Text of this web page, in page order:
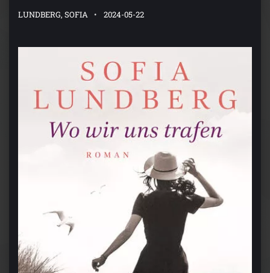
LUNDBERG, SOFIA 2024-05-22